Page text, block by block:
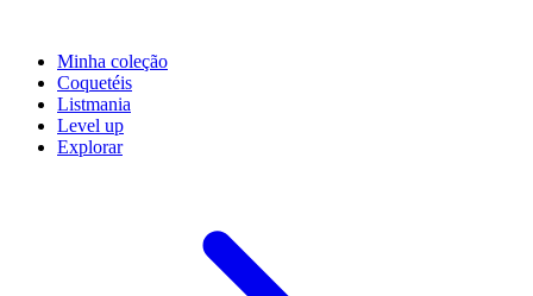
Minha coleção
Coquetéis
Listmania
Level up
Explorar